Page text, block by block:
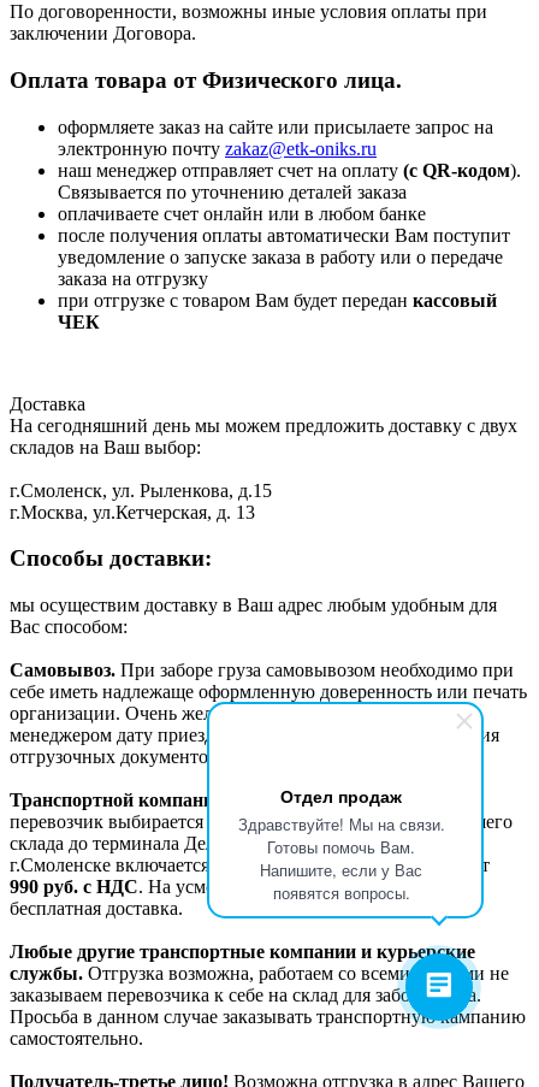
Отдел продаж
Здравствуйте! Мы на связи.
Готовы помочь Вам.
Напишите, если у Вас
появятся вопросы.
По договоренности, возможны иные условия оплаты при
заключении Договора.
Оплата товара от Физического лица.
оформляете заказ на сайте или присылаете запрос на
электронную почту zakaz@etk-oniks.ru
наш менеджер отправляет счет на оплату (с QR-кодом).
Связывается по уточнению деталей заказа
оплачиваете счет онлайн или в любом банке
после получения оплаты автоматически Вам поступит
уведомление о запуске заказа в работу или о передаче
заказа на отгрузку
при отгрузке с товаром Вам будет передан кассовый
ЧЕК
Доставка
На сегодняшний день мы можем предложить доставку с двух
складов на Ваш выбор:
г.Смоленск, ул. Рыленкова, д.15
г.Москва, ул.Кетчерская, д. 13
Способы доставки:
мы осуществим доставку в Ваш адрес любым удобным для
Вас способом:
Самовывоз. При заборе груза самовывозом необходимо при
себе иметь надлежаще оформленную доверенность или печать
организации. Очень желательно заранее согласовывать с
менеджером дату приезда для своевременного оформления
отгрузочных документов и подготовки самого груза.
Транспортной компанией Деловые линии.Данный
перевозчик выбирается «по-умолчанию». Доставка с нашего
склада до терминала Деловых линий в г. Москве или
г.Смоленске включается в счет отдельной строкой и стоит
990 руб. с НДС. На усмотрение менеджера возможна
бесплатная доставка.
Любые другие транспортные компании и курьерские
службы. Отгрузка возможна, работаем со всеми, но сами не
заказываем перевозчика к себе на склад для забора груза.
Просьба в данном случае заказывать транспортную кампанию
самостоятельно.
Получатель-третье лицо! Возможна отгрузка в адрес Вашего